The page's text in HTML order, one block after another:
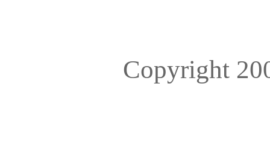
Copyright